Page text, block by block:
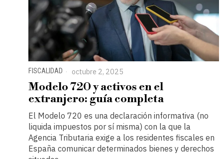
FISCALIDAD octubre 2, 2025
Modelo 720 y activos en el
extranjero: guía completa
El Modelo 720 es una declaración informativa (no
liquida impuestos por sí misma) con la que la
Agencia Tributaria exige a los residentes fiscales en
España comunicar determinados bienes y derechos